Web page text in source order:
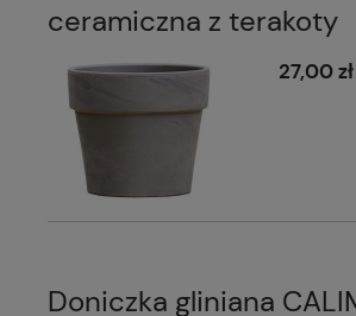
ceramiczna z terakoty
27,00 zł
Doniczka gliniana